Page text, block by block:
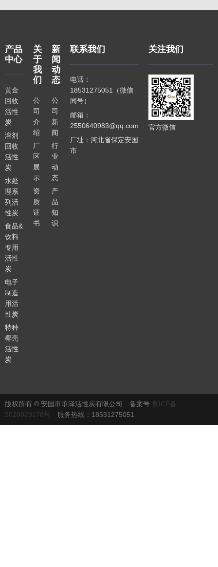
产品
中心
黄金
回收
活性
炭
溶剂
回收
活性
炭
水处
理系
列活
性炭
食品&
饮料
专用
活性
炭
电子
制造
用活
性炭
特种
椰壳
活性
炭
关
于
我
们
公
司
介
绍
厂
区
展
示
资
质
证
书
新
闻
动
态
公
司
新
闻
行
业
动
态
产
品
知
识
联系我们
电话：
18531275051（微信
同号）
邮箱：
2550640983@qq.com
厂址：河北省保定安国
市
关注我们
官方微信
版权所有 © 安国市承泽活性炭有限公司 备案号: 冀ICP备
2020029178号 服务热线：18531275051